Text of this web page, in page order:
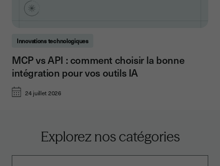
Innovations technologiques
24 juillet 2026
MCP vs API : comment choisir la bonne
intégration pour vos outils IA
Explorez nos catégories